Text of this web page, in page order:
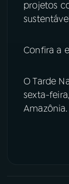
YouTube
projetos
Confira a
O Tarde
sexta-
Amazônia.